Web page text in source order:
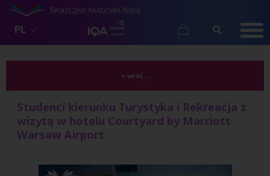
PL
« wróć...
Studenci kierunku Turystyka i Rekreacja z
wizytą w hotelu Courtyard by Marriott
Warsaw Airport